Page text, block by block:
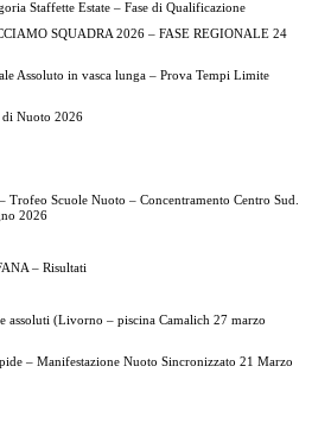
Staffette Estate – Fase di Qualificazione
SQUADRA 2026 – FASE REGIONALE 24
Assoluto in vasca lunga – Prova Tempi Limite
di Nuoto 2026
Trofeo Scuole Nuoto – Concentramento Centro Sud.
2026
– Risultati
assoluti (Livorno – piscina Camalich 27 marzo
– Manifestazione Nuoto Sincronizzato 21 Marzo